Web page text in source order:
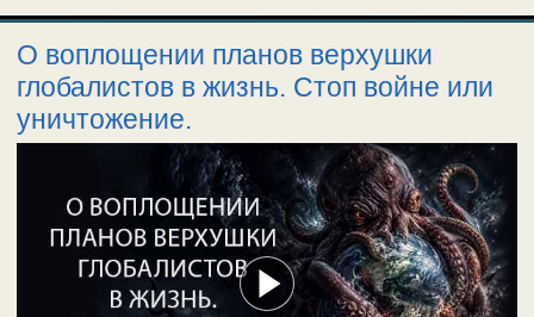
О воплощении планов верхушки
глобалистов в жизнь. Стоп войне или
уничтожение.